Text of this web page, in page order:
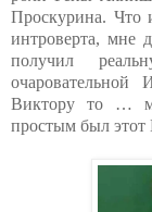
Проскурина. Что
интроверта, мне
получил
Виктору то …
простым был